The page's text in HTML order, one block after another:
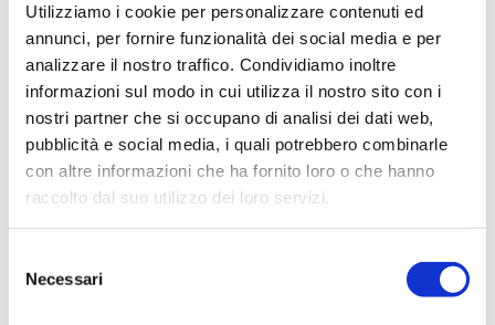
Utilizziamo i cookie per personalizzare contenuti ed
annunci, per fornire funzionalità dei social media e per
analizzare il nostro traffico. Condividiamo inoltre
informazioni sul modo in cui utilizza il nostro sito con i
nostri partner che si occupano di analisi dei dati web,
pubblicità e social media, i quali potrebbero combinarle
con altre informazioni che ha fornito loro o che hanno
raccolto dal suo utilizzo dei loro servizi.
delNecessari
Protezione naturale contro stress
solare e insetti
4 Giugno 2026
Calcio e boro: una sinergia per frutti
più consistenti
Calcio + Alga Maxima: frutti più